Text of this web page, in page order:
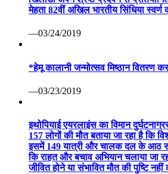
मेहता 82वीं अखिल भारतीय सिंधिया स्वर्ण
—03/24/2019
*हेमू कालानी जन्मोत्सव मिष्ठान वितरण
—03/23/2019
इथोपियाई एयरलाइंस का विमान
157 लोगों की मौत बताया जा रहा है कि
इसमें 149 यात्री और चालक दल के आठ
कि राहत और बचाव अभियान चलाया जा
जीवित होने या संभावित मौत की पुष्टि